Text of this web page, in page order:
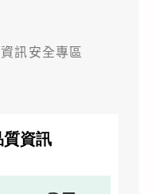
資訊安全專區